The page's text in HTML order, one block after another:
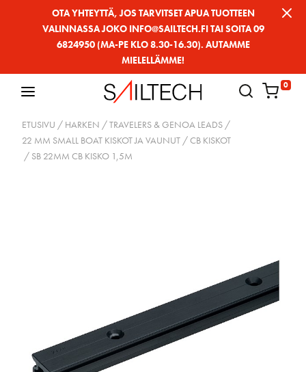
OTA YHTEYTTÄ, JOS TARVITSET APUA TUOTTEEN
VALINNASSA JOKO INFO@SAILTECH.FI TAI SOITA 09
6824950 (MA-PE KLO 8.30-16.30). AUTAMME
MIELELLÄMME!
0
ETUSIVU / HARKEN /TRAVELERS & GENOA LEADS /
22 MM SMALL BOAT KISKOT JA VAUNUT /CB KISKOT
/ SB 22MM CB KISKO 1,5M